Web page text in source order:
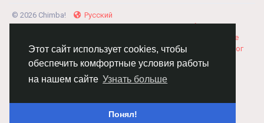
Этот сайт использует cookies, чтобы
обеспечить комфортные условия работы
на нашем сайте Узнать больше
Понял!
© 2026 Chimba!
Русский
Правила размещения и покупки товаров
Как добавить
Соглашение
Политика Конфиденциальности
Свяжитесь с нами Каталог